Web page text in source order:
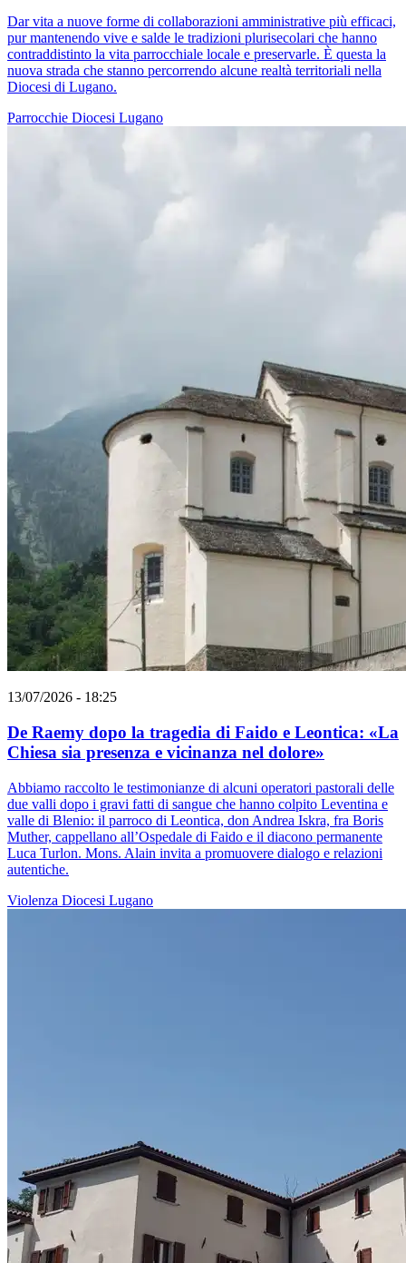
Dar vita a nuove forme di collaborazioni amministrative più efficaci,
pur mantenendo vive e salde le tradizioni plurisecolari che hanno
contraddistinto la vita parrocchiale locale e preservarle. È questa la
nuova strada che stanno percorrendo alcune realtà territoriali nella
Diocesi di Lugano.
Parrocchie Diocesi Lugano
13/07/2026 - 18:25
De Raemy dopo la tragedia di Faido e Leontica: «La
Chiesa sia presenza e vicinanza nel dolore»
Abbiamo raccolto le testimonianze di alcuni operatori pastorali delle
due valli dopo i gravi fatti di sangue che hanno colpito Leventina e
valle di Blenio: il parroco di Leontica, don Andrea Iskra, fra Boris
Muther, cappellano all’Ospedale di Faido e il diacono permanente
Luca Turlon. Mons. Alain invita a promuovere dialogo e relazioni
autentiche.
Violenza Diocesi Lugano